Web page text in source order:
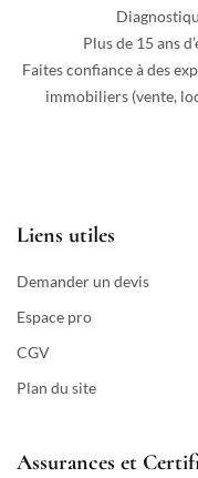
Plus de 15 ans
Faites confiance à des
immobiliers (vente,
Liens utiles
Demander un devis
Espace pro
CGV
Plan du site
Assurances et